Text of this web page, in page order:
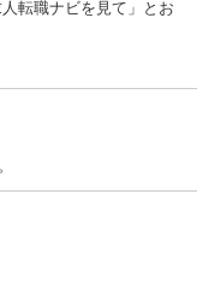
転職ナビを見て」とお